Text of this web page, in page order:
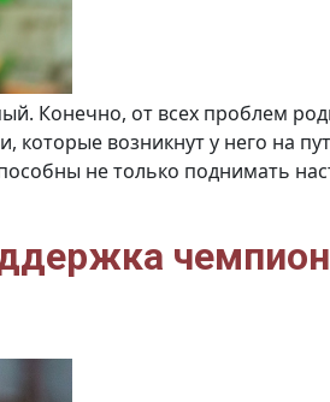
Конечно, от всех проблем
которые возникнут у него на
не только поднимать